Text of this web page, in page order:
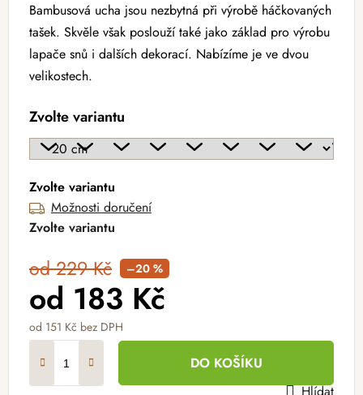
Bambusová ucha jsou nezbytná při výrobě háčkovaných
tašek. Skvěle však poslouží také jako základ pro výrobu
lapače snů i dalších dekorací. Nabízíme je ve dvou
velikostech.
Zvolte variantu
Zvolte variantu
Možnosti doručení
Zvolte variantu
od 229 Kč –20 %
od 183 Kč
od 151 Kč bez DPH
DO KOŠÍKU